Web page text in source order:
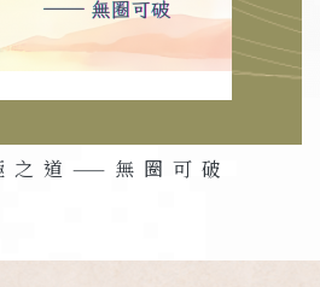
之道——無圈可破